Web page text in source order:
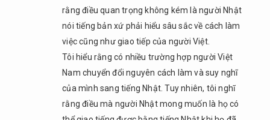
rằng điều quan trọng không kém là người Nhật
nói tiếng bản xứ phải hiểu sâu sắc về cách làm
việc cũng như giao tiếp của người Việt.
Tôi hiểu rằng có nhiều trường hợp người Việt
Nam chuyển đổi nguyên cách làm và suy nghĩ
của mình sang tiếng Nhật. Tuy nhiên, tôi nghĩ
rằng điều mà người Nhật mong muốn là họ có